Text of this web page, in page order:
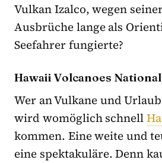
Vulkan Izalco, wegen
Ausbrüche lange als
Seefahrer fungierte?
Hawaii Volcanoes
Wer an Vulkane und
wird womöglich schnell
kommen. Eine weite und
eine spektakuläre. Denn